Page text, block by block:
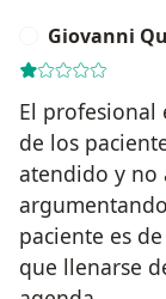
Giovanni
El profesional
de los
atendido y no
paciente es
que llenarse